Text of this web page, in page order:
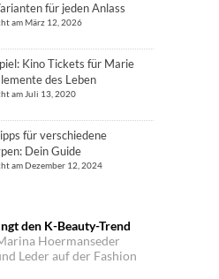
für jeden Anlass
am März 12, 2026
Kino Tickets für Marie
des Leben
am Juli 13, 2020
für verschiedene
Dein Guide
am Dezember 12, 2024
den K-Beauty-Trend
Hoermanseder
Leder auf der Fashion